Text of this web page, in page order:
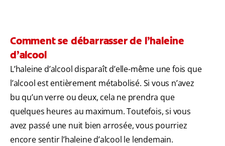
Comment se débarrasser de l’haleine
d’alcool
L’haleine d’alcool disparaît d’elle-même une fois que
l’alcool est entièrement métabolisé. Si vous n’avez
bu qu’un verre ou deux, cela ne prendra que
quelques heures au maximum. Toutefois, si vous
avez passé une nuit bien arrosée, vous pourriez
encore sentir l’haleine d’alcool le lendemain.